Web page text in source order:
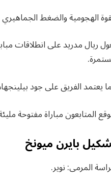
الهجومية والضغط الجماهيري
ريال مدريد على انطلاقات
يعتمد الفريق على جود
المتابعون مباراة مفتوحة
بايرن ميونخ
المرمى: نوير.